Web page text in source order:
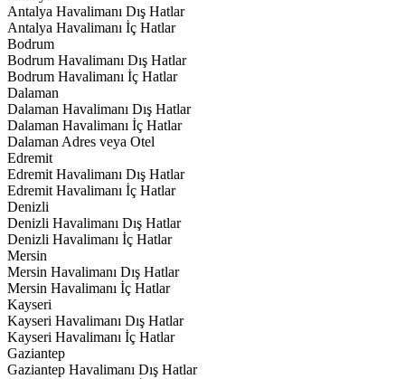
Antalya Havalimanı Dış Hatlar
Antalya Havalimanı İç Hatlar
Bodrum
Bodrum Havalimanı Dış Hatlar
Bodrum Havalimanı İç Hatlar
Dalaman
Dalaman Havalimanı Dış Hatlar
Dalaman Havalimanı İç Hatlar
Dalaman Adres veya Otel
Edremit
Edremit Havalimanı Dış Hatlar
Edremit Havalimanı İç Hatlar
Denizli
Denizli Havalimanı Dış Hatlar
Denizli Havalimanı İç Hatlar
Mersin
Mersin Havalimanı Dış Hatlar
Mersin Havalimanı İç Hatlar
Kayseri
Kayseri Havalimanı Dış Hatlar
Kayseri Havalimanı İç Hatlar
Gaziantep
Gaziantep Havalimanı Dış Hatlar